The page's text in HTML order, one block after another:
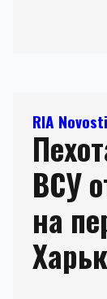
RIA Novosti
ВСУ
на